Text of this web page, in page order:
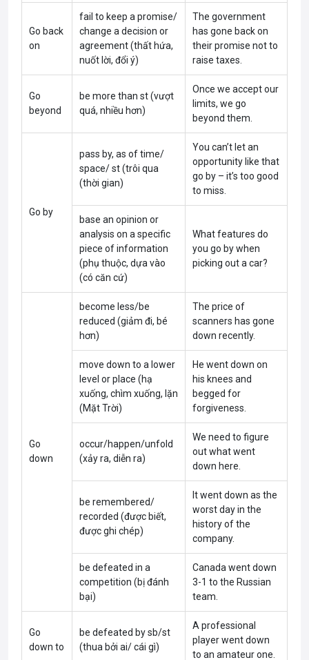
Go back
on
fail to keep a promise/
change a decision or
agreement (thất hứa,
nuốt lời, đổi ý)
The government
has gone back on
their promise not to
raise taxes.
Go
beyond
be more than st (vượt
quá, nhiều hơn)
Once we accept our
limits, we go
beyond them.
Go by
pass by, as of time/
space/ st (trôi qua
(thời gian)
You can’t let an
opportunity like that
go by – it’s too good
to miss.
base an opinion or
analysis on a specific
piece of information
(phụ thuộc, dựa vào
(có căn cứ)
What features do
you go by when
picking out a car?
Go
down
become less/be
reduced (giảm đi, bé
hơn)
The price of
scanners has gone
down recently.
move down to a lower
level or place (hạ
xuống, chìm xuống, lặn
(Mặt Trời)
He went down on
his knees and
begged for
forgiveness.
occur/happen/unfold
(xảy ra, diễn ra)
We need to figure
out what went
down here.
be remembered/
recorded (được biết,
được ghi chép)
It went down as the
worst day in the
history of the
company.
be defeated in a
competition (bị đánh
bại)
Canada went down
3-1 to the Russian
team.
Go
down to
be defeated by sb/st
(thua bởi ai/ cái gì)
A professional
player went down
to an amateur one.